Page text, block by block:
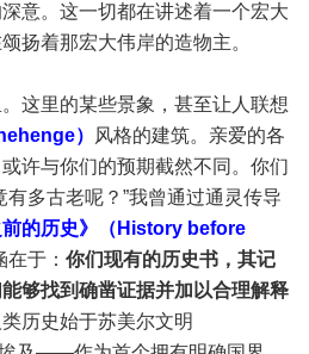
意。这一切都在讲述着一个宏大
扬着那宏大伟岸的造物主。
这里的某些景象，甚至让人联想
）
风格的建筑。亲爱的各
许与你们的预期截然不同。你们
有多古老呢？”我曾通过通灵传导
前的历史》（History before
于： 你们现有的历史书，其记
够找到确凿证据并加以合理解释
历史始于苏美尔文明